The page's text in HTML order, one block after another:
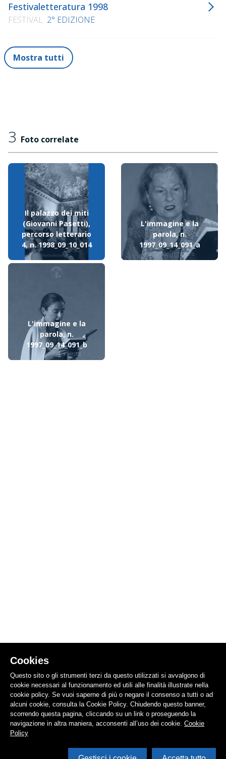
Festivaletteratura 1998
FESTIVAL 2° EDIZIONE
Mostra tutti
3 Foto correlate
Il palazzo dei miti
(Giovanni Pasetti),
percorso letterario
4, n. 1998_09_10_014
L'immagine e la
parola, n.
1997_09_14_091_a
L'immagine e la
parola, n.
1997_09_14_091_b
Cookies
Questo sito o gli strumenti terzi da questo utilizzati si avvalgono di
cookie necessari al funzionamento ed utili alle finalità illustrate nella
cookie policy. Se vuoi saperne di più o negare il consenso a tutti o ad
alcuni cookie, consulta la Cookie Policy. Chiudendo questo banner,
scorrendo questa pagina, cliccando su un link o proseguendo la
navigazione in altra maniera, acconsenti all’uso dei cookie. Cookie
Policy